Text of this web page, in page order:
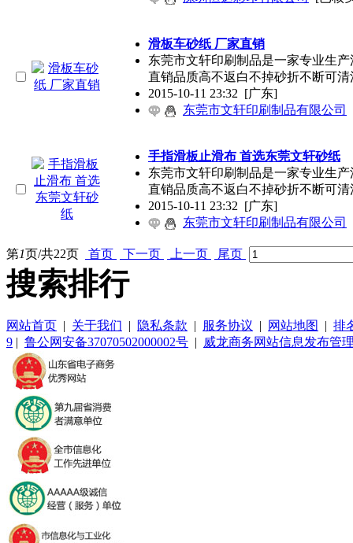
滑板车砂纸 厂家直销
东莞市文轩印刷制品是一家专业生
直销品质高不返白不掉砂折不断可清
2015-10-11 23:32 [广东]
东莞市文轩印刷制品有限公司
手指滑板止滑布 首选东莞文轩砂纸
东莞市文轩印刷制品是一家专业生
直销品质高不返白不掉砂折不断可清
2015-10-11 23:32 [广东]
东莞市文轩印刷制品有限公司
第1页/共22页 首页 下一页 上一页 尾页
搜索排行
网站首页 | 关于我们 | 隐私条款 | 服务协议 | 网站地图 | 排
9 | 鲁公网安备37070502000002号 | 威龙商务网站信息发布管